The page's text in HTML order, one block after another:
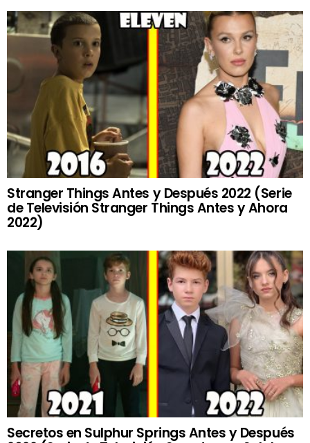
Stranger Things Antes y Después 2022 (Serie
de Televisión Stranger Things Antes y Ahora
2022)
Secretos en Sulphur Springs Antes y Después